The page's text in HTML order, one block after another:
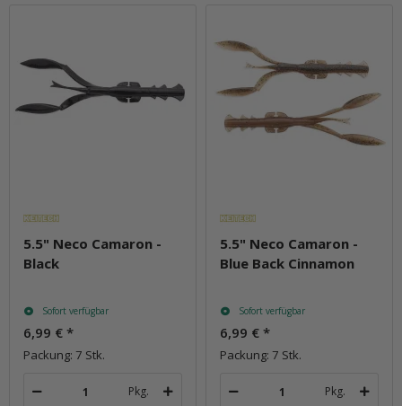
5.5" Neco Camaron -
Black
Sofort verfügbar
6,99 € *
Packung: 7 Stk.
Pkg.
5.5" Neco Camaron -
Blue Back Cinnamon
Sofort verfügbar
6,99 € *
Packung: 7 Stk.
Pkg.